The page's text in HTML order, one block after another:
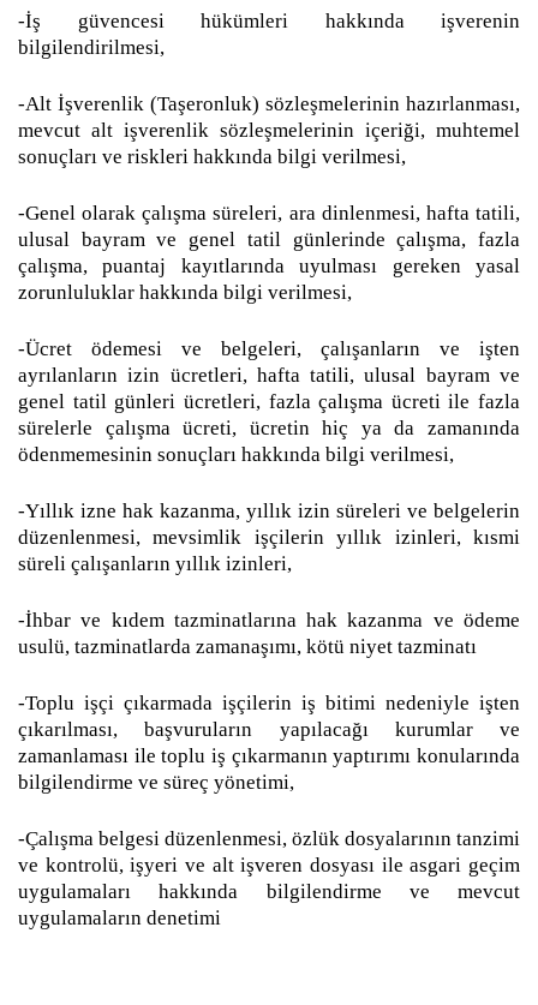
-İş güvencesi hükümleri hakkında işverenin
bilgilendirilmesi,
-Alt İşverenlik (Taşeronluk) sözleşmelerinin hazırlanması,
mevcut alt işverenlik sözleşmelerinin içeriği, muhtemel
sonuçları ve riskleri hakkında bilgi verilmesi,
-Genel olarak çalışma süreleri, ara dinlenmesi, hafta tatili,
ulusal bayram ve genel tatil günlerinde çalışma, fazla
çalışma, puantaj kayıtlarında uyulması gereken yasal
zorunluluklar hakkında bilgi verilmesi,
-Ücret ödemesi ve belgeleri, çalışanların ve işten
ayrılanların izin ücretleri, hafta tatili, ulusal bayram ve
genel tatil günleri ücretleri, fazla çalışma ücreti ile fazla
sürelerle çalışma ücreti, ücretin hiç ya da zamanında
ödenmemesinin sonuçları hakkında bilgi verilmesi,
-Yıllık izne hak kazanma, yıllık izin süreleri ve belgelerin
düzenlenmesi, mevsimlik işçilerin yıllık izinleri, kısmi
süreli çalışanların yıllık izinleri,
-İhbar ve kıdem tazminatlarına hak kazanma ve ödeme
usulü, tazminatlarda zamanaşımı, kötü niyet tazminatı
-Toplu işçi çıkarmada işçilerin iş bitimi nedeniyle işten
çıkarılması, başvuruların yapılacağı kurumlar ve
zamanlaması ile toplu iş çıkarmanın yaptırımı konularında
bilgilendirme ve süreç yönetimi,
-Çalışma belgesi düzenlenmesi, özlük dosyalarının tanzimi
ve kontrolü, işyeri ve alt işveren dosyası ile asgari geçim
uygulamaları hakkında bilgilendirme ve mevcut
uygulamaların denetimi